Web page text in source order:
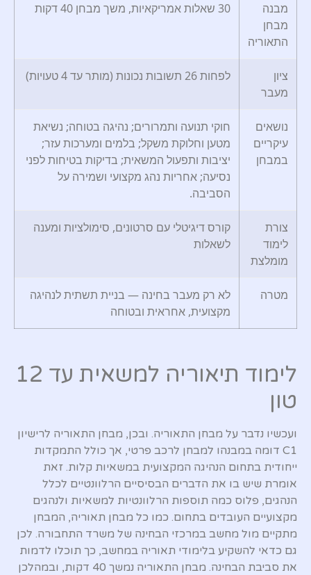
מבנה
מבחן
התאוריה
30 שאלות אמריקאיות, משך מבחן 40 דקות
ציון
מעבר
לפחות 26 תשובות נכונות (מותר עד 4 טעויות)
נושאים
עיקריים
במבחן
חוקי תנועה ותמרורים; נהיגה בטוחה; נשיאת
מטען וחלוקת משקל; בלמים ומערכות עזר;
יציבות ותפעול המשאית; בדיקות בטיחות לפני
נסיעה; אחריות נהג מקצועי ושמירה על
הסביבה.
צורת
לימוד
מומלצת
קורס דיגיטלי עם סרטונים, סימולציות ומענה
לשאלות
מטרה
לא רק מעבר בחינה — בניית תשתית לנהיגה
מקצועית, אחראית ובטוחה
לימוד תיאוריה למשאית עד 12
טון
ועכשיו נדבר על מבחן התאוריה. ובכן, מבחן התאוריה לרישיון
C1 דומה במבנהו למבחן לרכב פרטי, אך כולל התמקדות
ייחודית בתחום הנהיגה המקצועית במשאיות קלות. זאת
אומרת שיש בו את הדברים הבסיסיים הרלוונטיים לכלל
הנהגים, פלוס כמה תוספות הרלוונטיות למשאיות ולנהגים
מקצועיים העובדים בתחום. כמו כל מבחן תאוריה, המבחן
מתקיים מול מחשב במרכזי הבחינה של משרד התחבורה. לכן
גם כדאי להשקיע בלימודי תאוריה במחשב, כך תוכלו לדמות
את סביבת הבחינה. מבחן התאוריה נמשך 40 דקות, ובמהלכן